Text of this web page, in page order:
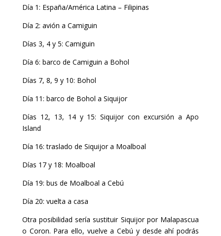
Día 1: España/América Latina – Filipinas
Día 2: avión a Camiguin
Días 3, 4 y 5: Camiguin
Día 6: barco de Camiguin a Bohol
Días 7, 8, 9 y 10: Bohol
Día 11: barco de Bohol a Siquijor
Días 12, 13, 14 y 15: Siquijor con excursión a Apo
Island
Día 16: traslado de Siquijor a Moalboal
Días 17 y 18: Moalboal
Día 19: bus de Moalboal a Cebú
Día 20: vuelta a casa
Otra posibilidad sería sustituir Siquijor por Malapascua
o Coron. Para ello, vuelve a Cebú y desde ahí podrás